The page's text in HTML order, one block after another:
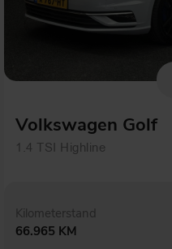
Volkswagen Golf
1.4 TSI Highline
Kilometerstand
66.965 KM